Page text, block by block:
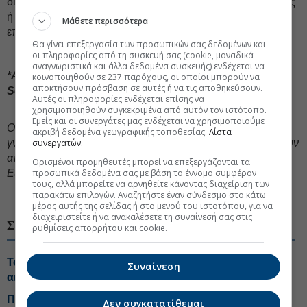
ή το σύνολο των κινδύνων που απορρέουν από την
επιχειρηματική του δραστηριότητα.
*Ασφαλιστικός Πράκτορας, MSc, Asfalysis Insurance
Services
Oι απόψεις που διατυπώνονται σε ενυπόγραφο άρθρο
γνώμης ανήκουν στον συγγραφέα και δεν αντιπροσωπεύουν
αναγκαστικά, μερικώς ή στο σύνολο, απόψεις του
Euro2day.gr.
#Ασφαλιστικές εταιρείες
#Τουρισμός Ελλάδα
ΣΧΕΤΙΚΑ ΘΕΜΑΤΑ
Τουρισμός για Όλους 2026: Ποια ΑΦΜ υποβάλουν
αιτήσεις σήμερα
Πάνω από 56.000 ταξιδιώτες αναχωρούν σήμερα από
Μάθετε περισσότερα
Θα γίνει επεξεργασία των προσωπικών σας δεδομένων και
οι πληροφορίες από τη συσκευή σας (cookie, μοναδικά
αναγνωριστικά και άλλα δεδομένα συσκευής) ενδέχεται να
κοινοποιηθούν σε 237 παρόχους, οι οποίοι μπορούν να
αποκτήσουν πρόσβαση σε αυτές ή να τις αποθηκεύσουν.
Αυτές οι πληροφορίες ενδέχεται επίσης να
χρησιμοποιηθούν συγκεκριμένα από αυτόν τον ιστότοπο.
Εμείς και οι συνεργάτες μας ενδέχεται να χρησιμοποιούμε
ακριβή δεδομένα γεωγραφικής τοποθεσίας.Λίστα
συνεργατών.
Ορισμένοι προμηθευτές μπορεί να επεξεργάζονται τα
προσωπικά δεδομένα σας με βάση το έννομο συμφέρον
τους, αλλά μπορείτε να αρνηθείτε κάνοντας διαχείριση των
παρακάτω επιλογών. Αναζητήστε έναν σύνδεσμο στο κάτω
μέρος αυτής της σελίδας ή στο μενού του ιστοτόπου, για να
διαχειριστείτε ή να ανακαλέσετε τη συναίνεσή σας στις
ρυθμίσεις απορρήτου και cookie.
Συναίνεση
Δεν συγκατατίθεμαι